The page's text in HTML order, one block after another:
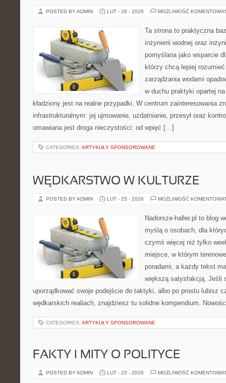
POSTED BY ADMIN LUT - 26 - 2026 MOŻLIWOŚĆ
Ta strona to praktyczna
inżynierii wodnej oraz
pomyślana jako wsparcie
którzy chcą lepiej
zarządzania wodami
w duchu praktyki opartej
kładziony jest na realne przypadki. W centrum zainteresowania
infrastrukturalnym: jej ujmowanie, uzdatnianie, przesył oraz
omawiana jest droga nieczystości: od wpięć […]
CATEGORIES: ARTYKUŁY SPONSOROWANE
WĘDKARSTWO W KULTURZE
POSTED BY ADMIN LUT - 25 - 2026 MOŻLIWOŚĆ
Nadorsze-haller.pl to blog
myślą o osobach, dla
czymś więcej niż tylko
miejsce, w którym
poradami, a każdy tekst
większą satysfakcją. Jeśli
uporządkować swoje podejście do taktyki, albo po prostu lubisz
wędkarskich realiach, znajdziesz tu solidne kompendium.
CATEGORIES: ARTYKUŁY SPONSOROWANE
FAKTY I MITY O POLITYCE
POSTED BY ADMIN LUT - 25 - 2026 MOŻLIWOŚĆ